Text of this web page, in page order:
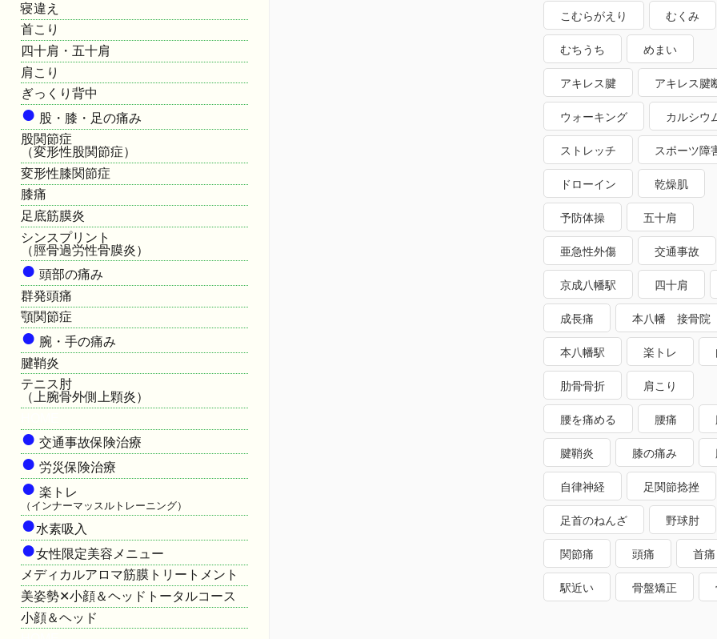
寝違え
首こり
四十肩・五十肩
肩こり
ぎっくり背中
● 股・膝・足の痛み
股関節症
（変形性股関節症）
変形性膝関節症
膝痛
足底筋膜炎
シンスプリント
（脛骨過労性骨膜炎）
● 頭部の痛み
群発頭痛
顎関節症
● 腕・手の痛み
腱鞘炎
テニス肘
（上腕骨外側上顆炎）
● 交通事故保険治療
● 労災保険治療
● 楽トレ
（インナーマッスルトレーニング）
●水素吸入
●女性限定美容メニュー
メディカルアロマ筋膜トリートメント
美姿勢✕小顔＆ヘッドトータルコース
小顔＆ヘッド
こむらがえり むくみ
むちうち めまい
アキレス腱 アキレス腱
ウォーキング カルシウ
ストレッチ スポーツ障
ドローイン 乾燥肌
予防体操 五十肩
亜急性外傷 交通事故
京成八幡駅 四十肩
成長痛 本八幡 接骨院
本八幡駅 楽トレ
肋骨骨折 肩こり
腰を痛める 腰痛
腱鞘炎 膝の痛み
自律神経 足関節捻挫
足首のねんざ 野球肘
関節痛 頭痛 首痛
駅近い 骨盤矯正